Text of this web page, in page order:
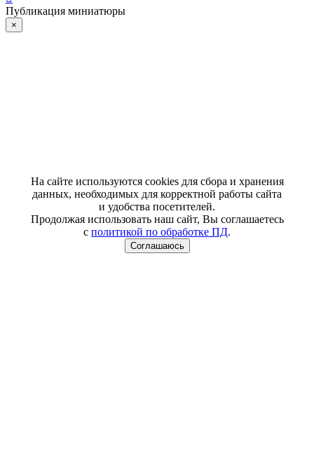
Публикация миниатюры
×
На сайте используются cookies для сбора и хранения
данных, необходимых для корректной работы сайта
и удобства посетителей.
Продолжая использовать наш сайт, Вы соглашаетесь
с политикой по обработке ПД.
Соглашаюсь